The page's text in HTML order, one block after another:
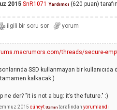
2015 SnR1071 Yardımcı (620 puan)
threads/secure-
SSD kullanmayan bir
kalkacak.)
ne der? "it is not a bug: it’s the future." :)
2015 cüneyt Uzman tarafından yorumlandı